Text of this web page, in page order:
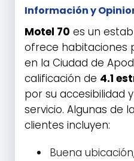
Información y
Motel 70 es un
ofrece habitaciones
en la Ciudad de
calificación de 4.1
por su accesibilidad
servicio. Algunas de
clientes incluyen:
Buena